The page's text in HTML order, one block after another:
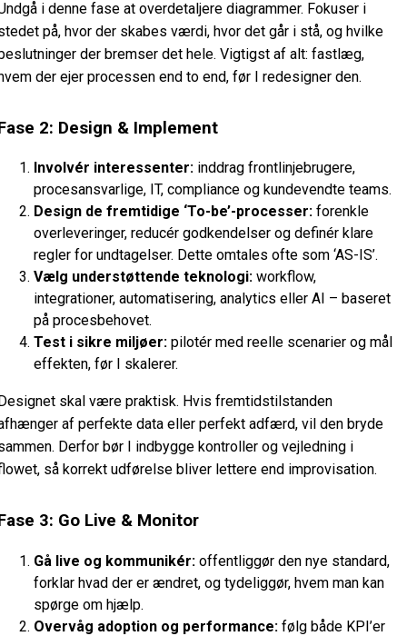
i denne fase at overdetaljere diagrammer. Fokuser i
på, hvor der skabes værdi, hvor det går i stå, og hvilke
der bremser det hele. Vigtigst af alt: fastlæg,
der ejer processen end to end, før I redesigner den.
2: Design & Implement
Involvér interessenter: inddrag frontlinjebrugere,
procesansvarlige, IT, compliance og kundevendte teams.
Design de fremtidige ‘To-be’-processer: forenkle
overleveringer, reducér godkendelser og definér klare
regler for undtagelser. Dette omtales ofte som ‘AS-IS’.
Vælg understøttende teknologi: workflow,
integrationer, automatisering, analytics eller AI – baseret
på procesbehovet.
Test i sikre miljøer: pilotér med reelle scenarier og mål
effekten, før I skalerer.
skal være praktisk. Hvis fremtidstilstanden
af perfekte data eller perfekt adfærd, vil den bryde
Derfor bør I indbygge kontroller og vejledning i
så korrekt udførelse bliver lettere end improvisation.
3: Go Live & Monitor
Gå live og kommunikér: offentliggør den nye standard,
forklar hvad der er ændret, og tydeliggør, hvem man kan
spørge om hjælp.
Overvåg adoption og performance: følg både KPI’er